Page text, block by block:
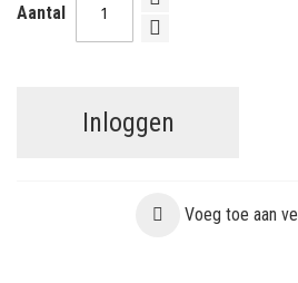
Aantal
Inloggen
Voeg toe aan